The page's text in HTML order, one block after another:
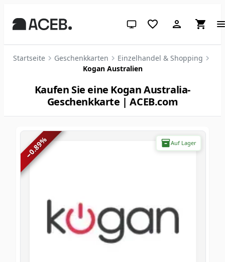
System-Design (klicken für
Startseite Geschenkkarten
Einzelhandel & Shopping
Kogan Australien
Kaufen Sie eine Kogan Australia-
Geschenkkarte | ACEB.com
Auf Lager
−
0.89
%